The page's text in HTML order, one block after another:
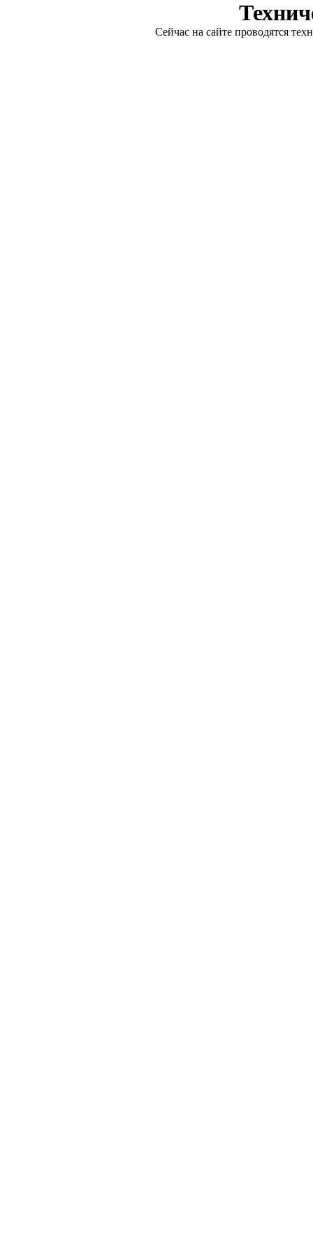
Сейчас на сайте проводятся